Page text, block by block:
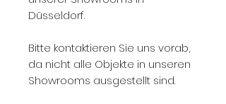
Düsseldorf.
Bitte kontaktieren Sie uns vorab,
da nicht alle Objekte in unseren
Showrooms ausgestellt sind.